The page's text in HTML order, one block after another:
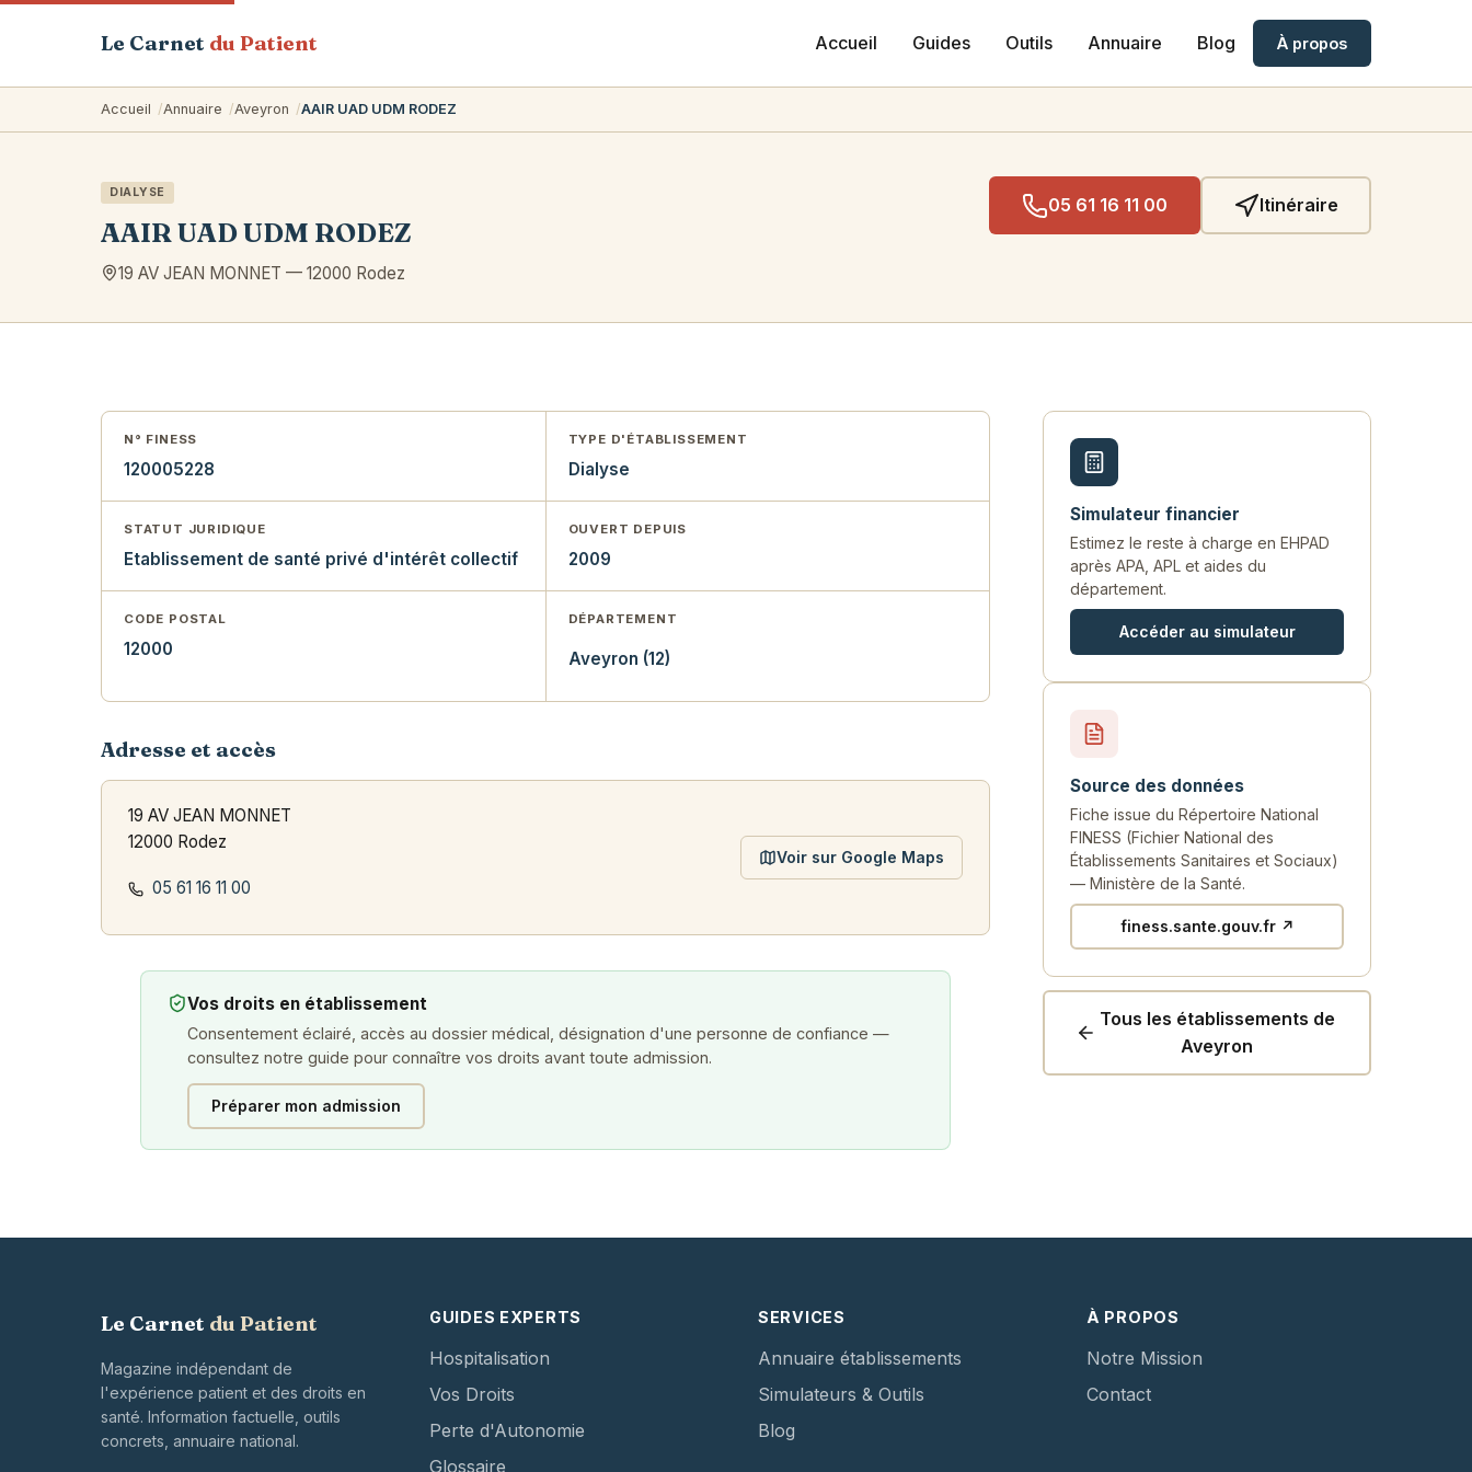
Le Carnet du Patient Accueil Guides Outils Annuaire Blog À propos
Accueil Annuaire Aveyron AAIR UAD UDM RODEZ
DIALYSE
AAIR UAD UDM RODEZ
19 AV JEAN MONNET — 12000 Rodez
05 61 16 11 00 Itinéraire
N° FINESS
120005228
TYPE D'ÉTABLISSEMENT
Dialyse
STATUT JURIDIQUE
Etablissement de santé privé d'intérêt collectif
OUVERT DEPUIS
2009
CODE POSTAL
12000
DÉPARTEMENT
Aveyron (12)
Adresse et accès
19 AV JEAN MONNET
12000 Rodez
05 61 16 11 00
Voir sur Google Maps
Vos droits en établissement
Consentement éclairé, accès au dossier médical, désignation d'une personne de confiance —
consultez notre guide pour connaître vos droits avant toute admission.
Préparer mon admission
Simulateur financier
Estimez le reste à charge en EHPAD
après APA, APL et aides du
département.
Accéder au simulateur
Source des données
Fiche issue du Répertoire National
FINESS (Fichier National des
Établissements Sanitaires et Sociaux)
— Ministère de la Santé.
finess.sante.gouv.fr ↗
Tous les établissements de
Aveyron
Le Carnet du Patient
Magazine indépendant de
l'expérience patient et des droits en
santé. Information factuelle, outils
concrets, annuaire national.
GUIDES EXPERTS
Hospitalisation
Vos Droits
Perte d'Autonomie
Glossaire
SERVICES
Annuaire établissements
Simulateurs & Outils
Blog
À PROPOS
Notre Mission
Contact